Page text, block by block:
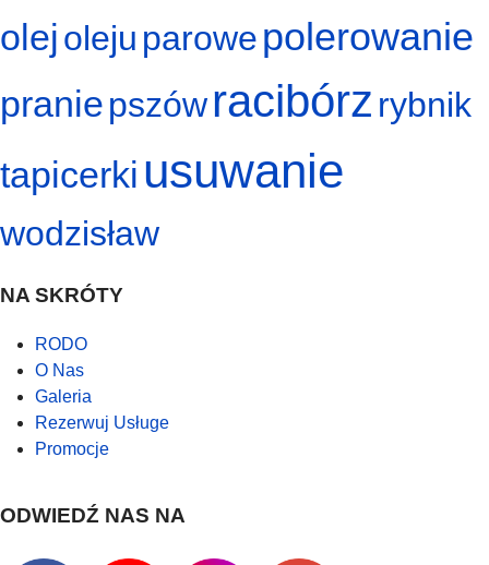
olejoleju parowepolerowanie
praniepszówracibórz rybnik
tapicerki usuwanie
wodzisław
NA SKRÓTY
RODO
O Nas
Galeria
Rezerwuj Usługe
Promocje
ODWIEDŹ NAS NA